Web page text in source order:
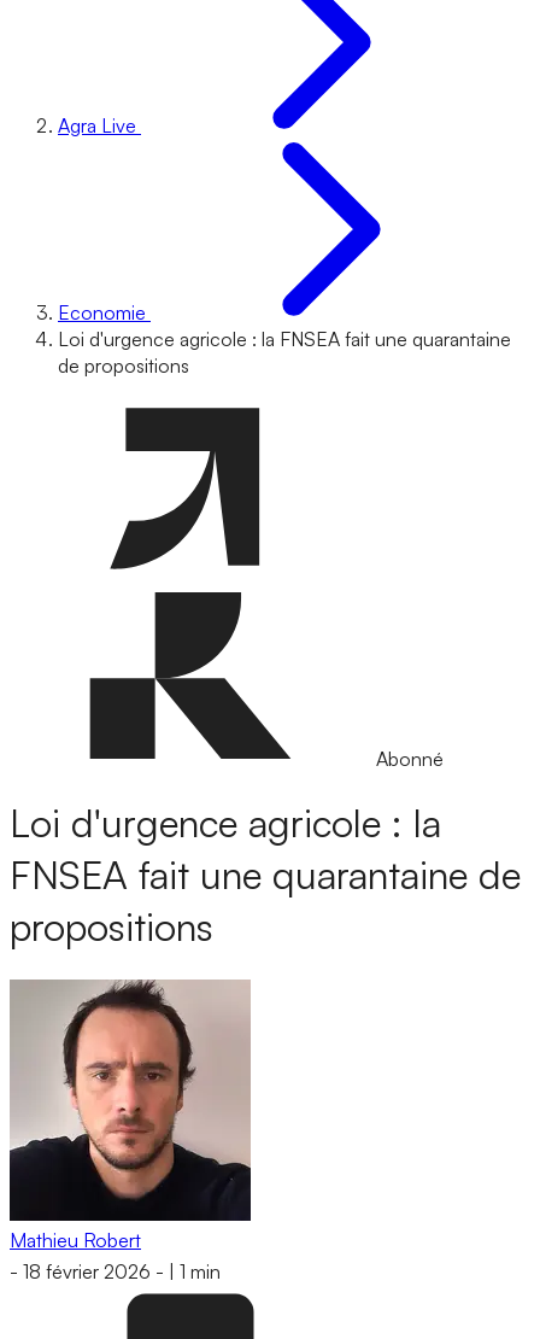
Agra Live
Economie
Loi d'urgence agricole : la FNSEA fait une quarantaine
de propositions
Abonné
Loi d'urgence agricole : la
FNSEA fait une quarantaine de
propositions
Mathieu Robert
- 18 février 2026 - 1 min